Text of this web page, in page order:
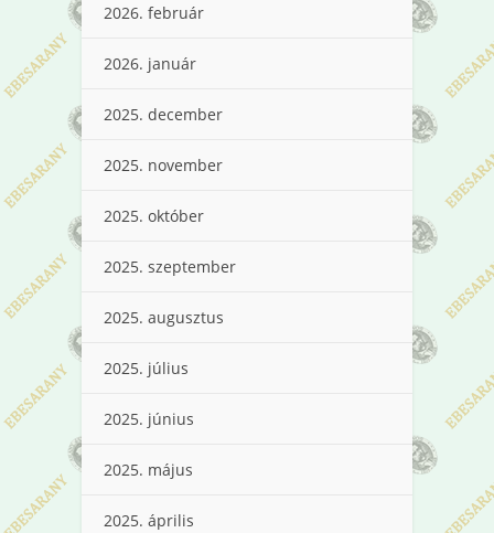
2026. február
2026. január
2025. december
2025. november
2025. október
2025. szeptember
2025. augusztus
2025. július
2025. június
2025. május
2025. április